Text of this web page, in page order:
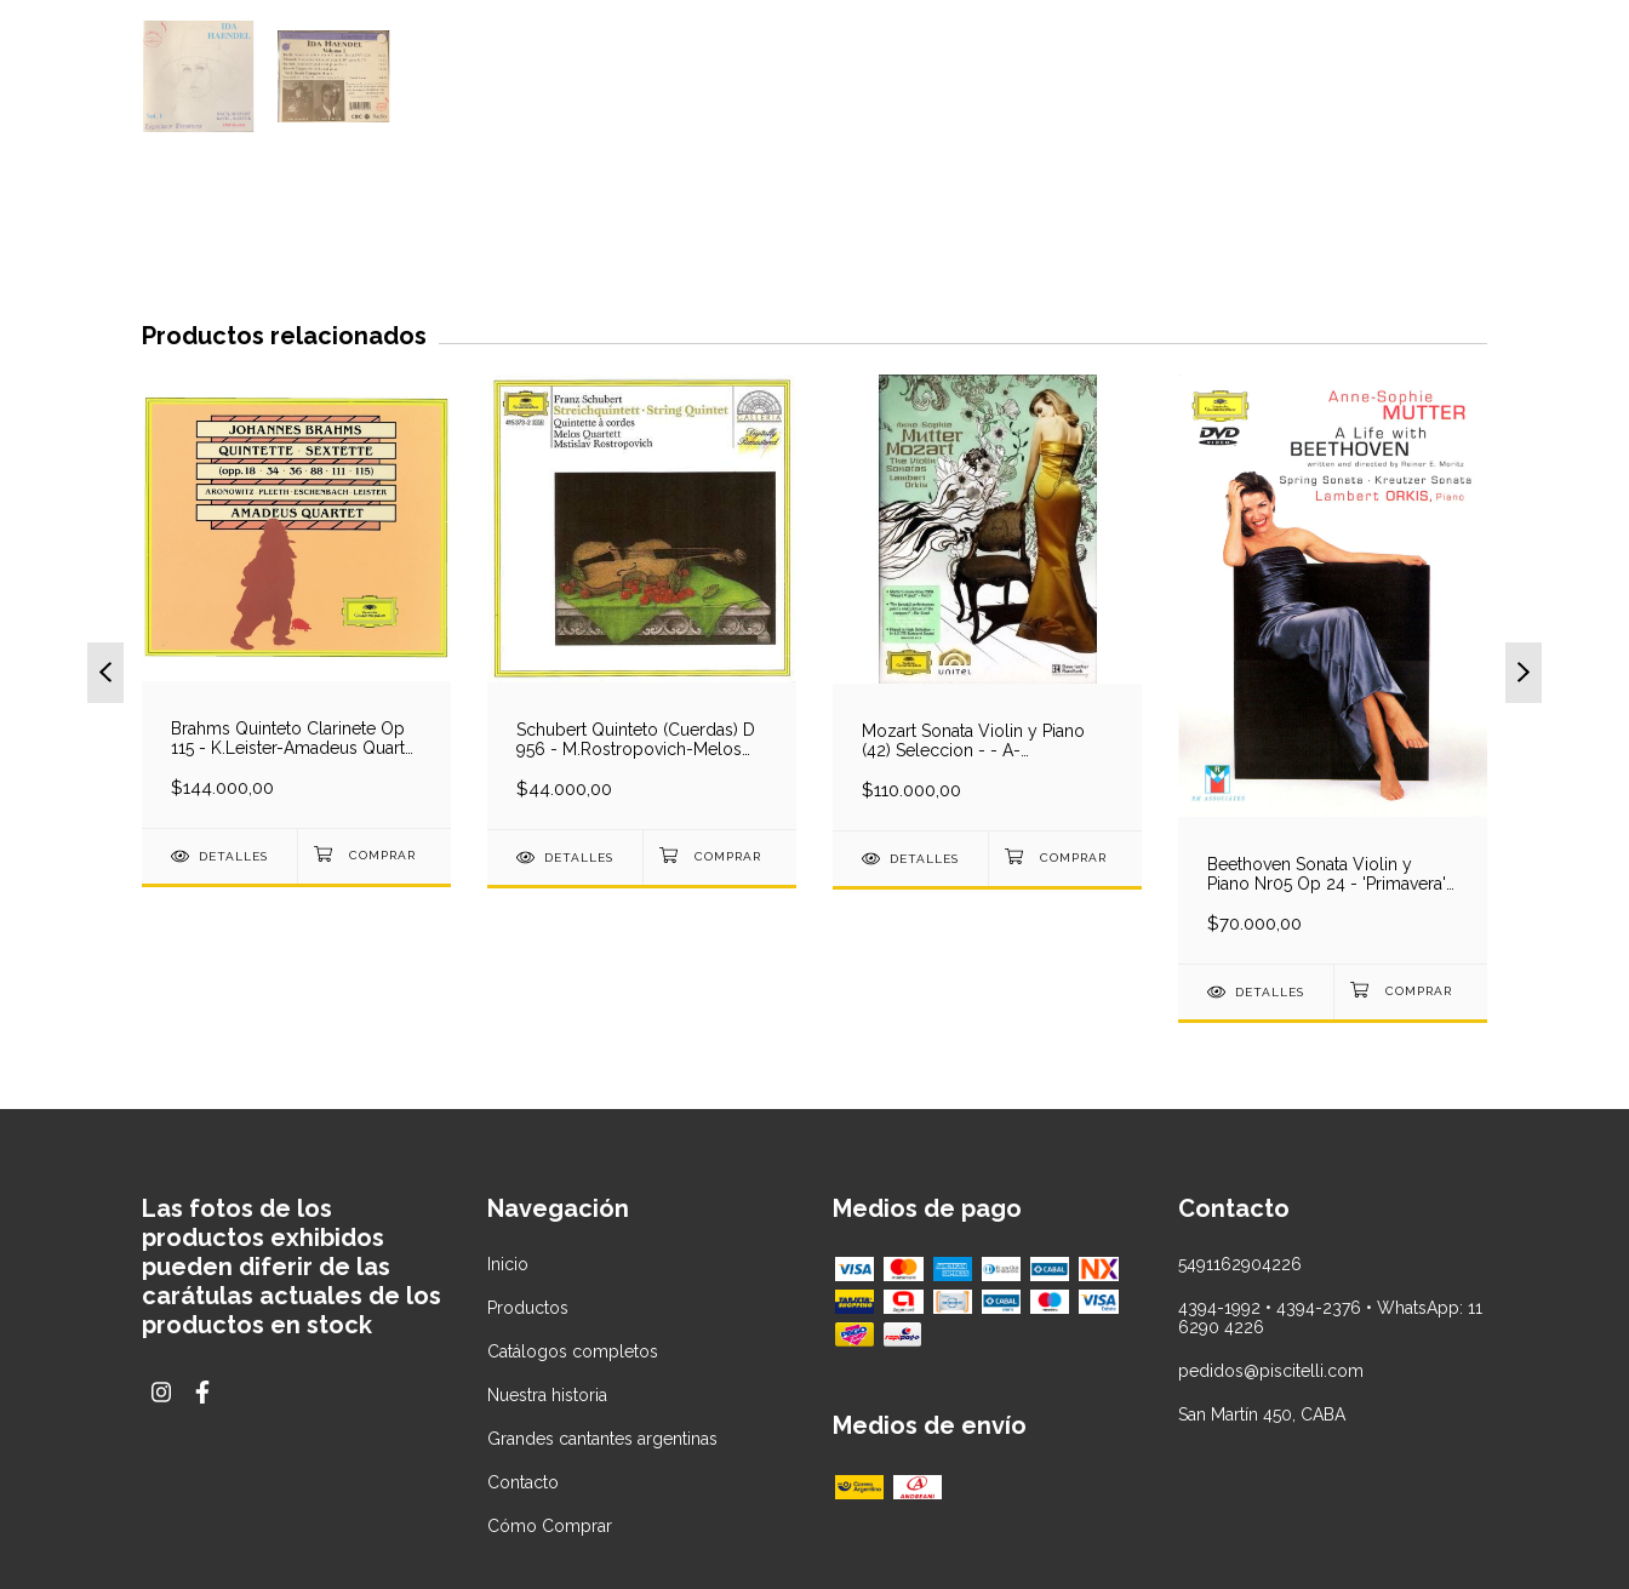
Productos relacionados
Brahms Quinteto Clarinete Op
115 - K.Leister-Amadeus Quartet
$144.000,00
DETALLES
Schubert Quinteto (Cuerdas) D
956 - M.Rostropovich-Melos
$44.000,00
DETALLES
Mozart Sonata Violin y Piano
(42) Seleccion - - A-
301/6-376/380-454-481-526-
$110.000,00
DETALLES
Beethoven Sonata Violin y
Piano Nr05 Op 24 - 'Primavera' -
$70.000,00
DETALLES
Las fotos de los
productos exhibidos
pueden diferir de las
carátulas actuales de los
productos en stock
Navegación
Inicio
Productos
Catálogos completos
Nuestra historia
Grandes cantantes argentinas
Contacto
Cómo Comprar
Medios de pago
Medios de envío
Contacto
5491162904226
4394-1992 • 4394-2376 • WhatsApp: 11
6290 4226
pedidos@piscitelli.com
San Martín 450, CABA